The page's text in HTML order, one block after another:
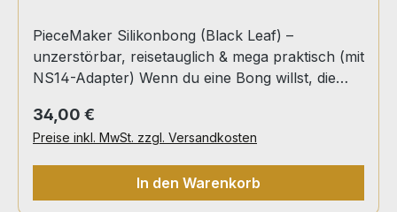
PieceMaker Silikonbong (Black Leaf) –
unzerstörbar, reisetauglich & mega praktisch (mit
NS14-Adapter) Wenn du eine Bong willst, die
auslöst, ist die PieceMaker Silikonbong genau
dein Ding: Sie besteht aus lebensmittelechtem
Silikon, ist dadurch nahezu unzerstörbar und
perfekt für unterwegs, Festivals oder den Alltag.
Und das Beste: Sie kommt mit cleveren Features,
Regulärer Preis:
34,00 €
Preise inkl. MwSt. zzgl. Versandkosten
In den Warenkorb